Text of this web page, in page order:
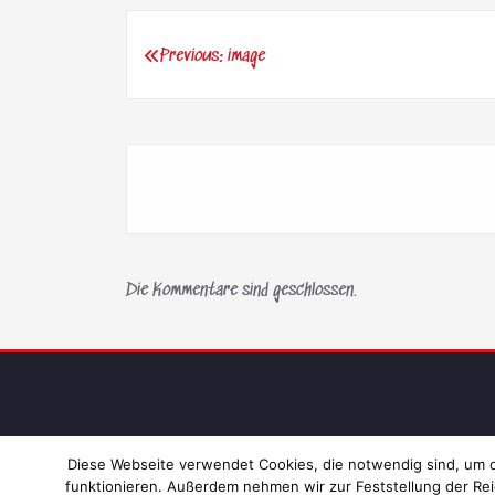
Beitragsnavigation
Previous: image
Die Kommentare sind geschlossen.
Diese Webseite verwendet Cookies, die notwendig sind,
funktionieren. Außerdem nehmen wir zur Feststellung der